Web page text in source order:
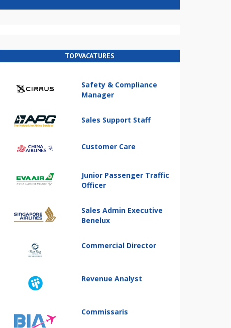
TOPVACATURES
Safety & Compliance
Manager
Sales Support Staff
Customer Care
Junior Passenger Traffic
Officer
Sales Admin Executive
Benelux
Commercial Director
Revenue Analyst
Commissaris